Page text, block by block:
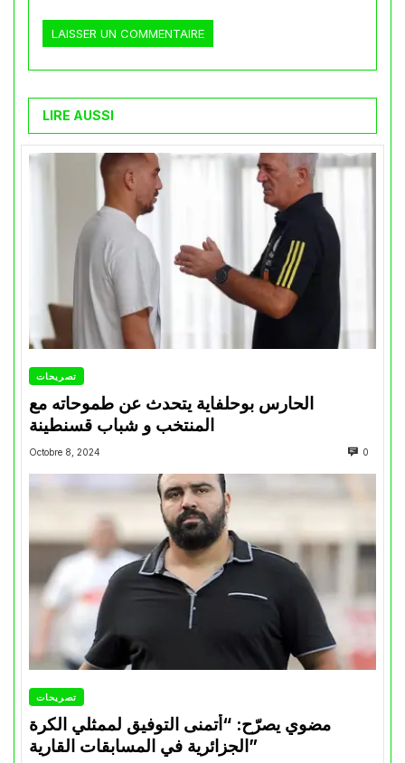
LIRE AUSSI
تصريحات
الحارس بوحلفاية يتحدث عن طموحاته مع
المنتخب و شباب قسنطينة
Octobre 8, 2024 0
تصريحات
مضوي يصرّح: “أتمنى التوفيق لممثلي الكرة
الجزائرية في المسابقات القارية”